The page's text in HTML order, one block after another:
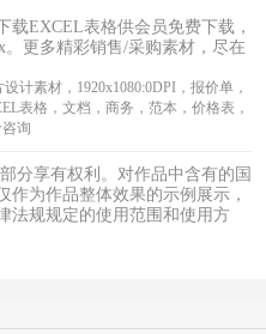
EXCEL表格供会员免费下载，
更多精彩销售/采购素材，尽在
计素材，1920x1080:0DPI，报价单，
表格，文档，商务，范本，价格表，
询
分享有权利。对作品中含有的国
为作品整体效果的示例展示，
法规规定的使用范围和使用方